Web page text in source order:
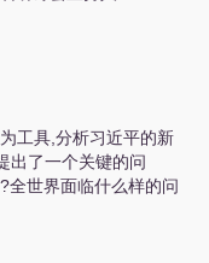
工具,分析习近平的新
出了一个关键的问
?全世界面临什么样的问